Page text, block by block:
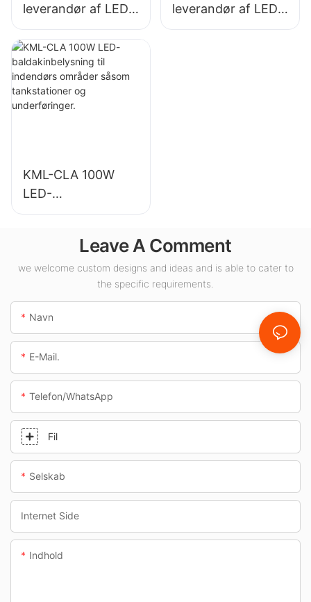
leverandør af LED-
high bay-lys til
industrianlæg,
lagerbygninger og
andre indendørs
belysningsapplikati
leverandør af LED-
high bay-lys til
KML-CLA 100W
LED-
baldakinbelysning
områder såsom
tankstationer og
underføringer.
Leave A Comment
we welcome custom designs and ideas and is able to cater to
the specific requirements.
Navn
E-Mail.
Telefon/whatsApp
Fil
Selskab
Internet Side
Indhold